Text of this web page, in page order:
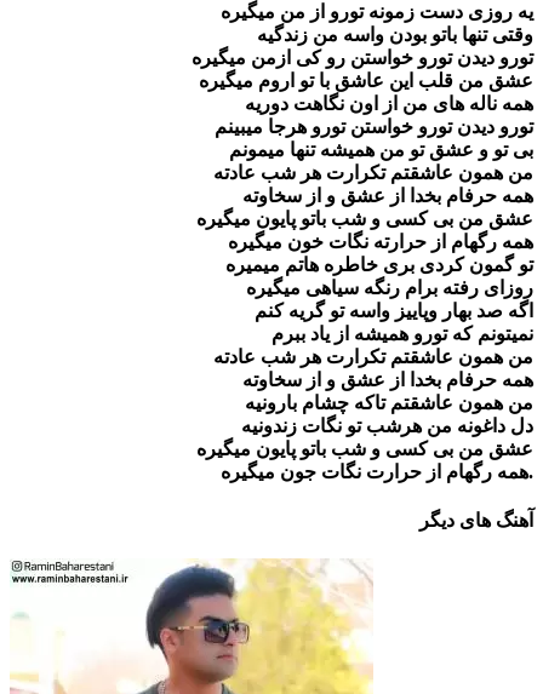
یه روزی دست زمونه تورو از من میگیره
وقتی تنها باتو بودن واسه من زندگیه
تورو دیدن تورو خواستن رو کی ازمن میگیره
عشق من قلب این عاشق با تو اروم میگیره
همه ناله های من از اون نگاهت دوریه
تورو دیدن تورو خواستن تورو هرجا میبینم
بی تو و عشق تو من همیشه تنها میمونم
من همون عاشقتم تکرارت هر شب عادته
همه حرفام بخدا از عشق و از سخاوته
عشق من بی کسی و شب باتو پایون میگیره
همه رگهام از حرارته نگات خون میگیره
تو گمون کردی بری خاطره هاتم میمیره
روزای رفته برام رنگه سیاهی میگیره
اگه صد بهار وپاییز واسه تو گریه کنم
نمیتونم که تورو همیشه از یاد ببرم
من همون عاشقتم تکرارت هر شب عادته
همه حرفام بخدا از عشق و از سخاوته
من همون عاشقتم تاکه چشام بارونیه
دل داغونه من هرشب تو نگات زندونیه
عشق من بی کسی و شب باتو پایون میگیره
همه رگهام از حرارت نگات جون میگیره.
آهنگ های دیگر